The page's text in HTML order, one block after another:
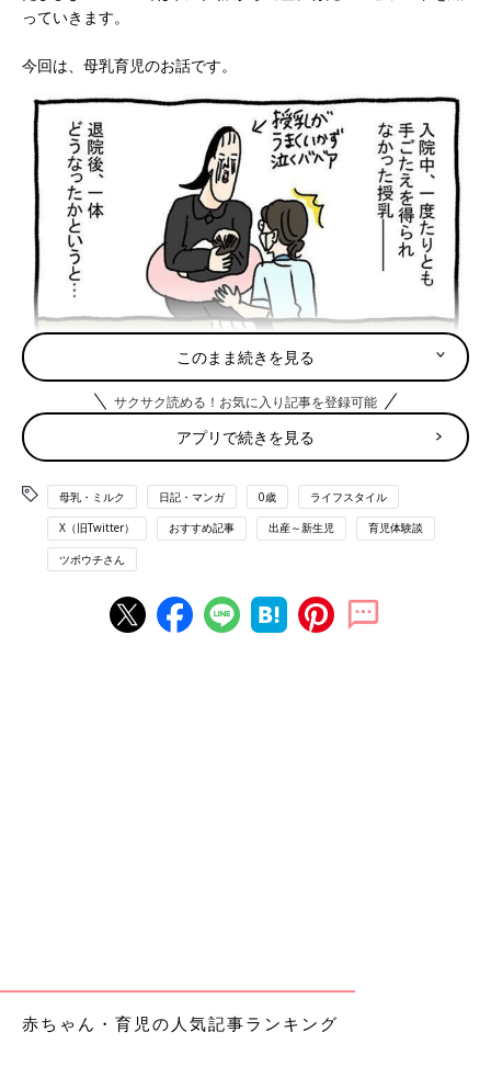
っていきます。
今回は、母乳育児のお話です。
このまま続きを見る
サクサク読める！お気に入り記事を登録可能
アプリで続きを見る
母乳・ミルク 日記・マンガ 0歳 ライフスタイル
X（旧Twitter） おすすめ記事 出産～新生児 育児体験談
ツボウチさん
赤ちゃん・育児の人気記事ランキング